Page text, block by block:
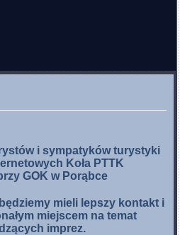
i sympatyków turystyki
Koła PTTK
GOK w Porąbce
mieli lepszy kontakt i
miejscem na temat
imprez.